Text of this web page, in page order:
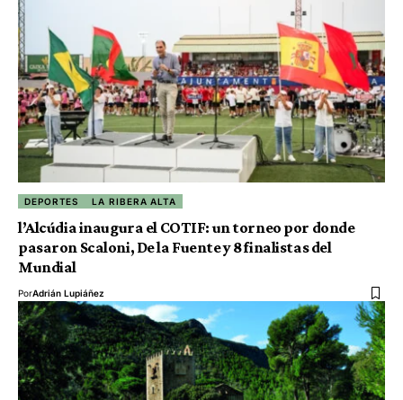
DEPORTES LA RIBERA ALTA
l’Alcúdia inaugura el COTIF: un torneo por donde
pasaron Scaloni, De la Fuente y 8 finalistas del
Mundial
PorAdrián Lupiáñez